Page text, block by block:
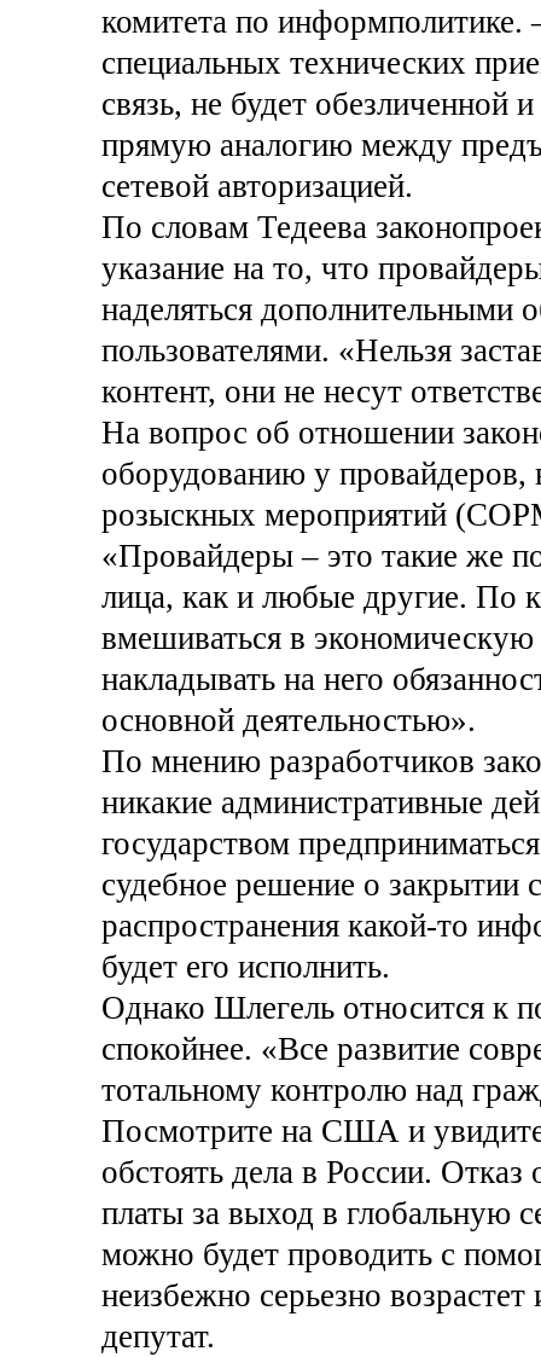
комитета по информполитике.
специальных технических
связь, не будет обезличенной
прямую аналогию между
сетевой авторизацией.
По словам Тедеева
указание на то, что
наделяться дополнительными
пользователями. «Нельзя
контент, они не несут
На вопрос об отношении
оборудованию у провайдеров,
розыскных мероприятий
«Провайдеры – это такие же
лица, как и любые другие. По
вмешиваться в экономическую
накладывать на него
основной деятельностью».
По мнению разработчиков
никакие административные
государством
судебное решение о закрытии
распространения какой-то
будет его исполнить.
Однако Шлегель относится к
спокойнее. «Все развитие
тотальному контролю над
Посмотрите на США и
обстоять дела в России.
платы за выход в глобальную
можно будет проводить с
неизбежно серьезно
депутат.